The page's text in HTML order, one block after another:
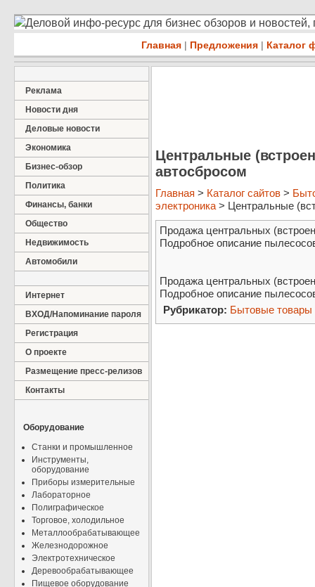
Деловой инфо-ресурс для бизнес обзоров и
Главная | Предложения | Каталог
Реклама
Новости дня
Деловые новости
Экономика
Бизнес-обзор
Политика
Финансы, банки
Общество
Недвижимость
Автомобили
Интернет
ВХОД/Напоминание пароля
Регистрация
О проекте
Размещение пресс-релизов
Контакты
Оборудование
Станки и промышленное
Инструменты,
оборудование
Приборы измерительные
Лабораторное
Полиграфическое
Торговое, холодильное
Металлообрабатывающее
Железнодорожное
Электротехническое
Деревообрабатывающее
Пищевое оборудование
Центральные
автосбросом
Главная > Каталог сайтов >
электроника> Центральные
Продажа центральных
Подробное описание
Продажа центральных
Подробное описание
Рубрикатор: Бытовые товары